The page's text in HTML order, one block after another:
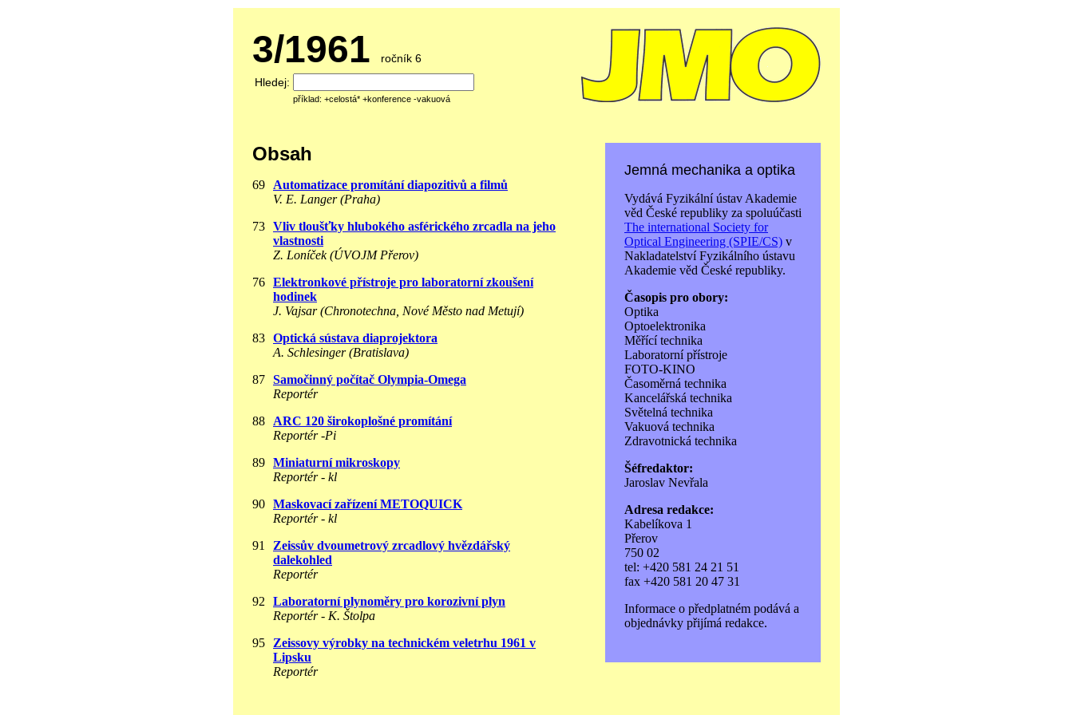
3/1961
ročník 6
Hledej:
příklad: +celostá* +konference -vakuová
Obsah
69
Automatizace promítání diapozitivů a filmů
V. E. Langer (Praha)
73 Vliv tloušťky hlubokého asférického zrcadla na jeho
vlastnosti
Z. Loníček (ÚVOJM Přerov)
76 Elektronkové přístroje pro laboratorní zkoušení
hodinek
J. Vajsar (Chronotechna, Nové Město nad Metují)
83 Optická sústava diaprojektora
A. Schlesinger (Bratislava)
87 Samočinný počítač Olympia-Omega
Reportér
88
ARC 120 širokoplošné promítání
Reportér -Pi
89 Miniaturní mikroskopy
Reportér - kl
90 Maskovací zařízení METOQUICK
Reportér - kl
91
Zeissův dvoumetrový zrcadlový hvězdářský
dalekohled
Reportér
92
Laboratorní plynoměry pro korozivní plyn
Reportér - K. Štolpa
95
Zeissovy výrobky na technickém veletrhu 1961 v
Lipsku
Reportér
Jemná mechanika a optika
Vydává Fyzikální ústav Akademie
věd České republiky za spoluúčasti
The international Society for
Optical Engineering (SPIE/CS) v
Nakladatelství Fyzikálního ústavu
Akademie věd České republiky.
Časopis pro obory:
Optika
Optoelektronika
Měřící technika
Laboratorní přístroje
FOTO-KINO
Časoměrná technika
Kancelářská technika
Světelná technika
Vakuová technika
Zdravotnická technika
Šéfredaktor:
Jaroslav Nevřala
Adresa redakce:
Kabelíkova 1
Přerov
750 02
tel: +420 581 24 21 51
fax +420 581 20 47 31
Informace o předplatném podává a
objednávky přijímá redakce.